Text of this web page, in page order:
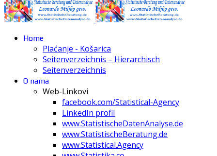
Home
Plaćanje - Košarica
Seitenverzeichnis – Hierarchisch
Seitenverzeichnis
O nama
Web-Linkovi
facebook.com/Statistical-Agency
LinkedIn profil
www.StatistischeDatenAnalyse.de
www.StatistischeBeratung.de
www.Statistical.Agency